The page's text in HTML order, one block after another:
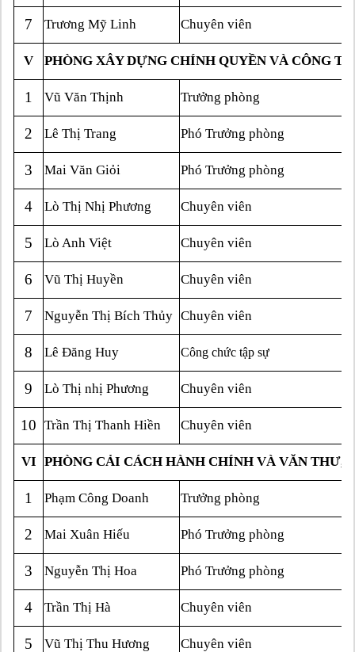
7 Trương Mỹ Linh Chuyên viên
V PHÒNG XÂY DỰNG CHÍNH QUYỀN VÀ CÔNG
1 Vũ Văn Thịnh Trưởng phòng
2 Lê Thị Trang Phó Trưởng phòng
3 Mai Văn Giỏi Phó Trưởng phòng
4 Lò Thị Nhị Phương Chuyên viên
5 Lò Anh Việt Chuyên viên
6 Vũ Thị Huyền Chuyên viên
7 Nguyễn Thị Bích Thủy Chuyên viên
8 Lê Đăng Huy Công chức tập sự
9 Lò Thị nhị Phương Chuyên viên
10 Trần Thị Thanh Hiền Chuyên viên
VI PHÒNG CẢI CÁCH HÀNH CHÍNH VÀ VĂN THƯ,
1 Phạm Công Doanh Trưởng phòng
2 Mai Xuân Hiếu Phó Trưởng phòng
3 Nguyễn Thị Hoa Phó Trưởng phòng
4 Trần Thị Hà Chuyên viên
5 Vũ Thị Thu Hương Chuyên viên